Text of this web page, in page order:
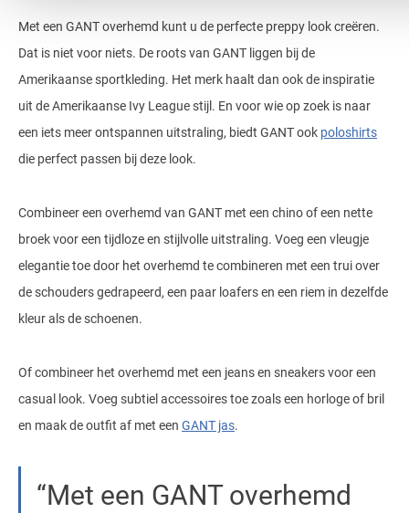
Met een GANT overhemd kunt u de perfecte preppy look creëren.
Dat is niet voor niets. De roots van GANT liggen bij de
Amerikaanse sportkleding. Het merk haalt dan ook de inspiratie
uit de Amerikaanse Ivy League stijl. En voor wie op zoek is naar
een iets meer ontspannen uitstraling, biedt GANT ook poloshirts
die perfect passen bij deze look.
Combineer een overhemd van GANT met een chino of een nette
broek voor een tijdloze en stijlvolle uitstraling. Voeg een vleugje
elegantie toe door het overhemd te combineren met een trui over
de schouders gedrapeerd, een paar loafers en een riem in dezelfde
kleur als de schoenen.
Of combineer het overhemd met een jeans en sneakers voor een
casual look. Voeg subtiel accessoires toe zoals een horloge of bril
en maak de outfit af met een GANT jas.
Met een GANT overhemd